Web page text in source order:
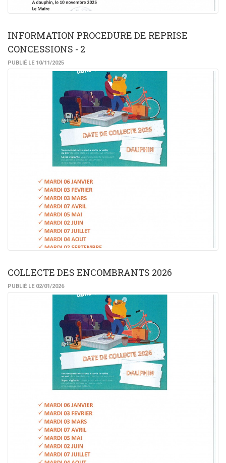
INFORMATION PROCEDURE DE REPRISE
CONCESSIONS - 2
PUBLIÉ LE 10/11/2025
COLLECTE DES ENCOMBRANTS 2026
PUBLIÉ LE 02/01/2026